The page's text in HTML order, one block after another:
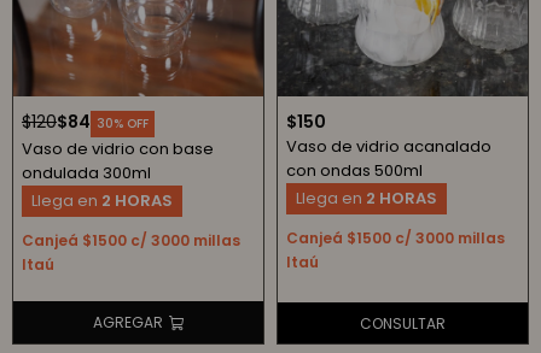
$84
$120 30
Vaso de vidrio con base
ondulada 300ml
Canjeá $1500 c/ 3000 millas
Itaú
Llega en 2 HORAS
$150
Vaso de vidrio acanalado
con ondas 500ml
Canjeá $1500 c/ 3000 millas
Itaú
Llega en 2 HORAS